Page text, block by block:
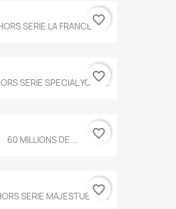
SERIE LA FRANCE A...
favorite_border
SERIE SPECIAL YOGA...
favorite_border
60 MILLIONS DE... favorite_border
SERIE MAJESTUEUX...
favorite_border